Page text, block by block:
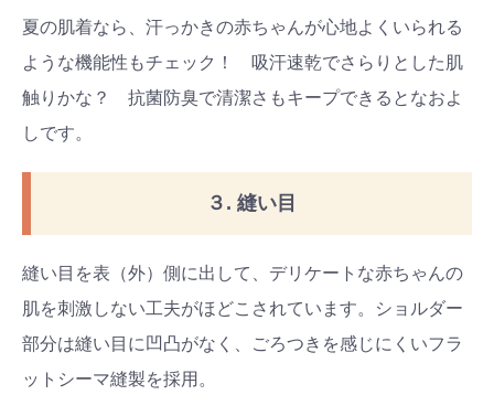
夏の肌着なら、汗っかきの赤ちゃんが心地よくいられる
ような機能性もチェック！ 吸汗速乾でさらりとした肌
触りかな？ 抗菌防臭で清潔さもキープできるとなおよ
しです。
３. 縫い目
縫い目を表（外）側に出して、デリケートな赤ちゃんの
肌を刺激しない工夫がほどこされています。ショルダー
部分は縫い目に凹凸がなく、ごろつきを感じにくいフラ
ットシーマ縫製を採用。